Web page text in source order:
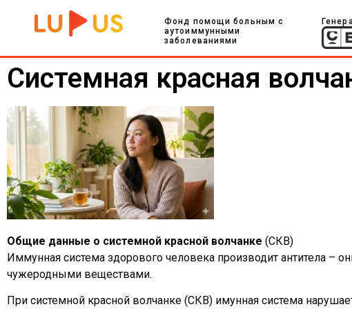
Фонд помощи больным с
аутоиммунными
заболеваниями
Системная красная
Общие данные о системной красной волчанке (СКВ)
Иммунная система здорового человека производит антитела –
чужеродными веществами.
При системной красной волчанке (СКВ) имунная система